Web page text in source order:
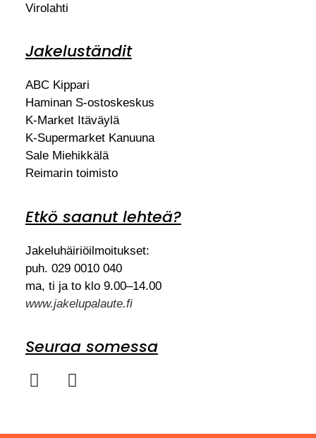
Virolahti
Jakeluständit
ABC Kippari
Haminan S-ostoskeskus
K-Market Itäväylä
K-Supermarket Kanuuna
Sale Miehikkälä
Reimarin toimisto
Etkö saanut lehteä?
Jakeluhäiriöilmoitukset:
puh. 029 0010 040
ma, ti ja to klo 9.00–14.00
www.jakelupalaute.fi
Seuraa somessa